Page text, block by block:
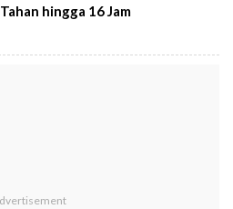
Tahan hingga 16 Jam